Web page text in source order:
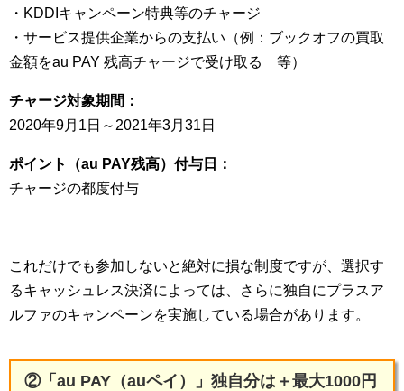
・KDDIキャンペーン特典等のチャージ
・サービス提供企業からの支払い（例：ブックオフの買取
金額をau PAY 残高チャージで受け取る 等）
チャージ対象期間：
2020年9月1日～2021年3月31日
ポイント（au PAY残高）付与日：
チャージの都度付与
これだけでも参加しないと絶対に損な制度ですが、選択す
るキャッシュレス決済によっては、さらに独自にプラスア
ルファのキャンペーンを実施している場合があります。
②「au PAY（auペイ）」独自分は＋最大1000円